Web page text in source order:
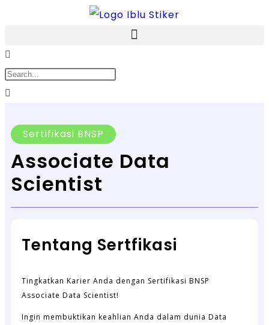
Sertifikasi BNSP
Associate Data
Scientist
Tentang Sertfikasi
Tingkatkan Karier Anda dengan Sertifikasi BNSP
Associate Data Scientist!
Ingin membuktikan keahlian Anda dalam dunia Data